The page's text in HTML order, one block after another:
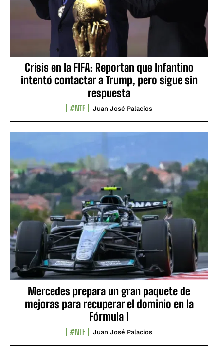
Crisis en la FIFA: Reportan que Infantino
intentó contactar a Trump, pero sigue sin
respuesta
#NTF Juan José Palacios
Mercedes prepara un gran paquete de
mejoras para recuperar el dominio en la
Fórmula 1
#NTF Juan José Palacios